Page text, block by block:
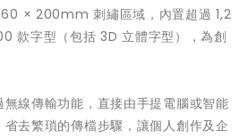
× 200mm 刺繡區域，內置超過 1,2
款字型（包括 3D 立體字型），為創
線傳輸功能，直接由手提電腦或智能
去繁瑣的傳檔步驟，讓個人創作及企